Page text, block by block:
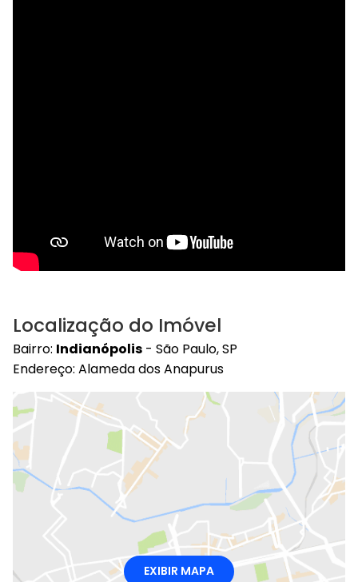
Localização do Imóvel
Bairro: Indianópolis - São Paulo, SP
Endereço: Alameda dos Anapurus
EXIBIR MAPA